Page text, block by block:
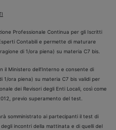
Professionale Continua per gli Iscritti
Contabili e permette di maturare
di 1/ora piena) su materia C7 bis.
il Ministero dell’Interno e consente di
ora piena) su materia C7 bis validi per
dei Revisori degli Enti Locali, così come
previo superamento del test.
somministrato ai partecipanti il test di
incontri della mattinata e di quelli del